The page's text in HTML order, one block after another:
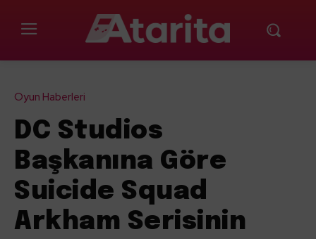
Oyun Haberleri
DC Studios
Başkanına Göre
Suicide Squad
Arkham Serisinin